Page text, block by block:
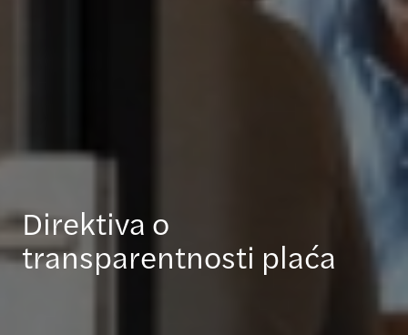
Direktiva o
transparentnosti plaća